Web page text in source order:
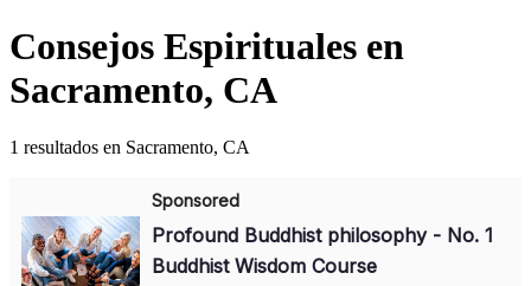
Consejos Espirituales en
Sacramento, CA
1 resultados en Sacramento, CA